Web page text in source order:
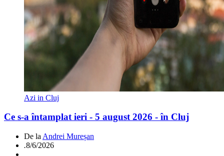
Azi in Cluj
Ce s-a întamplat ieri - 5 august 2026 - în Cluj
De la Andrei Mureșan
.8/6/2026